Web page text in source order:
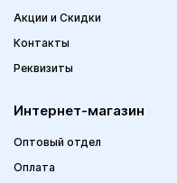
Акции и Скидки
Контакты
Реквизиты
Интернет-магазин
Оптовый отдел
Оплата